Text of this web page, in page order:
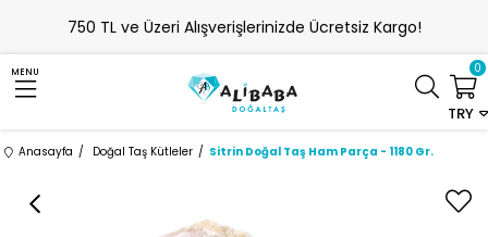
750 TL ve Üzeri Alışverişlerinizde Ücretsiz Kargo!
MENU
TRY
0
Anasayfa Doğal Taş Kütleler Sitrin Doğal Taş Ham Parça - 1180 Gr.